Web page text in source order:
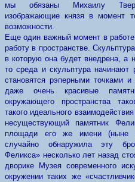
мы обязаны Михаилу
изображающие князя в момент
возможности.
Еще один важный момент в
работу в пространстве.
в которую она будет внедрена, а
то среда и скульптура начинают
становятся рэперными точками
даже очень красивые
окружающего пространства
такого идеального
несуществующий памятник
площади его же имени (ныне
случайно обнаружила эту
Феликса» несколько лет назад
дворике Музея современного
окружении таких же